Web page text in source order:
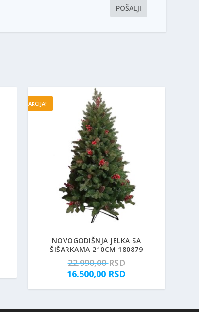
AKCIJA!
NOVOGODIŠNJA JELKA SA
ŠIŠARKAMA 210CM 180879
22.990,00RSDO
r
i
16.500,00 RSD
n